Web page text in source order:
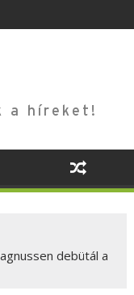
a híreket!
debütál a